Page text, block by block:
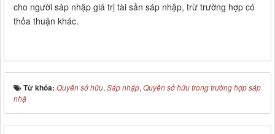
cho người sáp nhập giá trị tài sản sáp nhập, trừ trường hợp có
thỏa thuận khác.
Từ khóa: Quyền sở hữu, Sáp nhập, Quyền sở hữu trong trường hợp sáp
nhậ